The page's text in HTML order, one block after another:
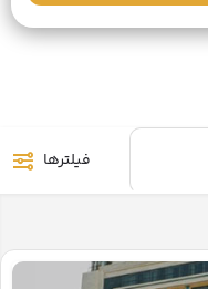
فیلترها